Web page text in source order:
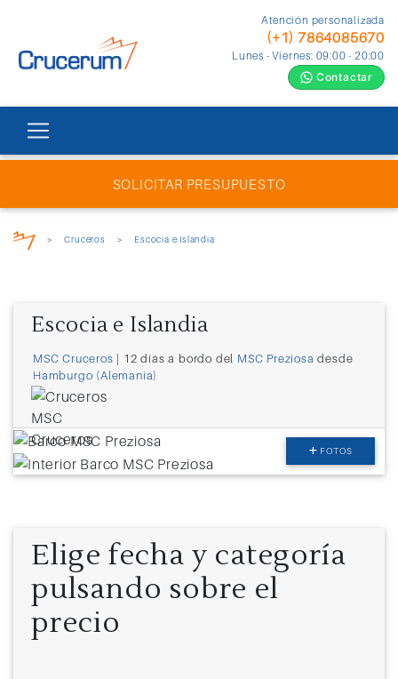
Atención personalizada
(+1) 7864085670
Lunes - Viernes: 09:00 - 20:00
Contactar
SOLICITAR PRESUPUESTO
> Cruceros > Escocia e Islandia
Escocia e Islandia
MSC Cruceros | 12 días a bordo del MSC Preziosa desde
Hamburgo (Alemania)
FOTOS
Elige fecha y categoría
pulsando sobre el
precio